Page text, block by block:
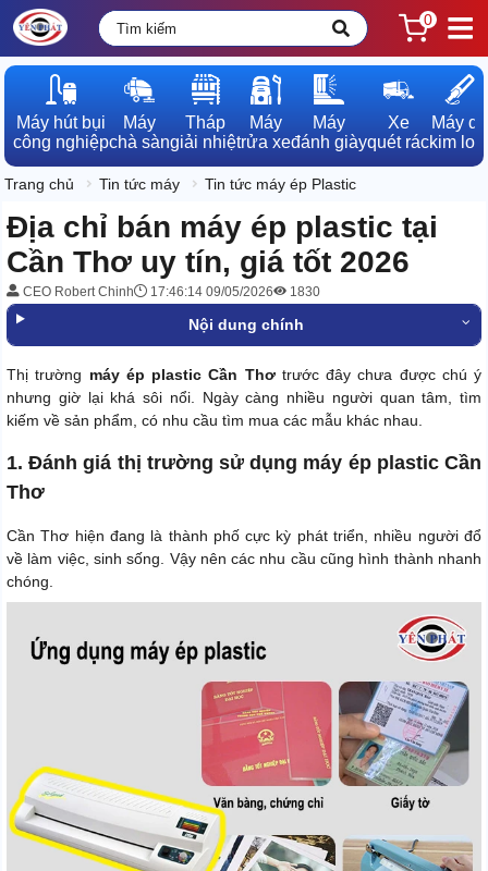
0
Máy hút bụi
công nghiệp
Máy
chà sàn
Tháp
giải nhiệt
Máy
rửa xe
Máy
đánh giày
Xe
quét rác
Máy dò
kim loại
Trang chủ Tin tức máy Tin tức máy ép Plastic
Địa chỉ bán máy ép plastic tại
Cần Thơ uy tín, giá tốt 2026
CEO Robert Chinh 17:46:14 09/05/2026 1830
Nội dung chính
Thị trường máy ép plastic Cần Thơtrước đây chưa được chú ý
nhưng giờ lại khá sôi nổi. Ngày càng nhiều người quan tâm, tìm
kiếm về sản phẩm, có nhu cầu tìm mua các mẫu khác nhau.
1. Đánh giá thị trường sử dụng máy ép plastic Cần
Thơ
Cần Thơ hiện đang là thành phố cực kỳ phát triển, nhiều người đổ
về làm việc, sinh sống. Vậy nên các nhu cầu cũng hình thành nhanh
chóng.